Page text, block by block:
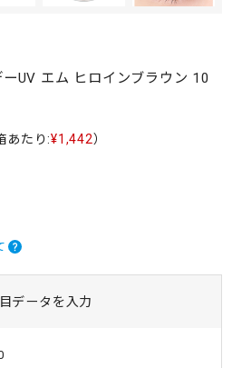
UV エム ヒロインブラウン 10
あたり:¥1,442）
データを入力